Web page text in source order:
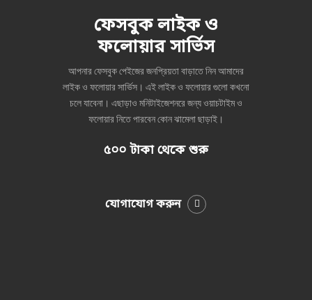
ফেসবুক লাইক ও
ফলোয়ার সার্ভিস
আপনার ফেসবুক পেইজের জনপ্রিয়তা বাড়াতে নিন আমাদের
লাইক ও ফলোয়ার সার্ভিস। এই লাইক ও ফলোয়ার ‍গুলো কখনো
চলে যাবেনা। এছাড়াও মনিটাইজেশনরে জন্য ওয়াচটাইম ও
ফলোয়ার নিতে পারবেন কোন ঝামেলা ছাড়াই।
৫০০ টাকা থেকে শুরু
যোগাযোগ করুন